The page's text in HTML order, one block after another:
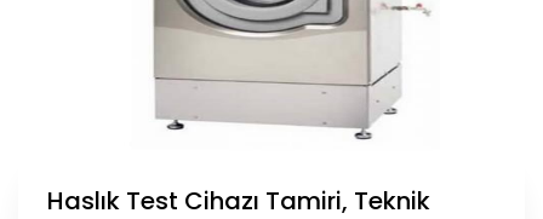
Haslık Test Cihazı Tamiri, Teknik